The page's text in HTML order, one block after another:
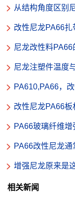
从结构角度区别
改性尼龙PA66扎
尼龙改性料
尼龙注塑件温度
PA610,PA66，
改性尼龙PA66
PA66玻璃纤维增
PA66改性尼龙通
增强尼龙原来是
相关新闻